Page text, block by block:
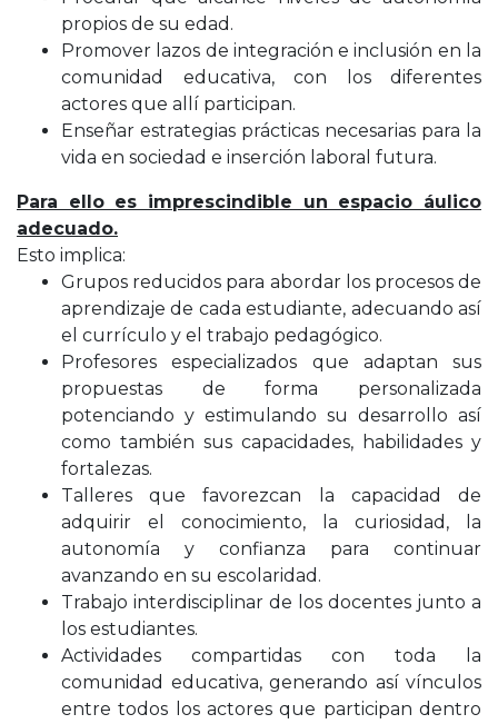
propios de su edad.
Promover lazos de integración e inclusión en la
comunidad educativa, con los diferentes
actores que allí participan.
Enseñar estrategias prácticas necesarias para la
vida en sociedad e inserción laboral futura.
Para ello es imprescindible un espacio áulico
adecuado.
Esto implica:
Grupos reducidos para abordar los procesos de
aprendizaje de cada estudiante, adecuando así
el currículo y el trabajo pedagógico.
Profesores especializados que adaptan sus
propuestas de forma personalizada
potenciando y estimulando su desarrollo así
como también sus capacidades, habilidades y
fortalezas.
Talleres que favorezcan la capacidad de
adquirir el conocimiento, la curiosidad, la
autonomía y confianza para continuar
avanzando en su escolaridad.
Trabajo interdisciplinar de los docentes junto a
los estudiantes.
Actividades compartidas con toda la
comunidad educativa, generando así vínculos
entre todos los actores que participan dentro